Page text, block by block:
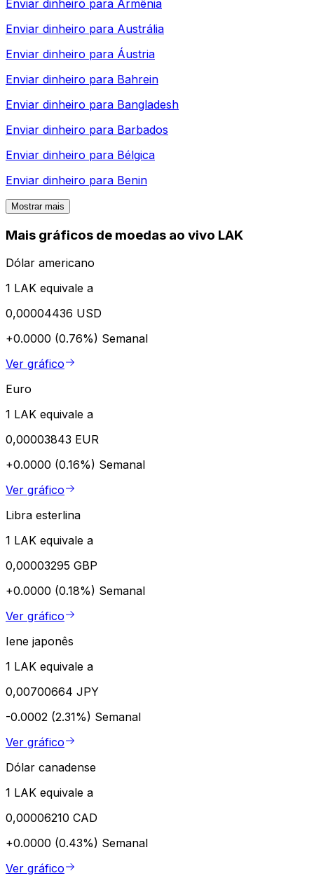
Enviar dinheiro para Armênia
Enviar dinheiro para Austrália
Enviar dinheiro para Áustria
Enviar dinheiro para Bahrein
Enviar dinheiro para Bangladesh
Enviar dinheiro para Barbados
Enviar dinheiro para Bélgica
Enviar dinheiro para Benin
Mostrar mais
Mais gráficos de moedas ao vivo LAK
Dólar americano
1 LAK equivale a
0,00004436 USD
+0.0000 (0.76%) Semanal
Ver gráfico
Euro
1 LAK equivale a
0,00003843 EUR
+0.0000 (0.16%) Semanal
Ver gráfico
Libra esterlina
1 LAK equivale a
0,00003295 GBP
+0.0000 (0.18%) Semanal
Ver gráfico
Iene japonês
1 LAK equivale a
0,00700664 JPY
-0.0002 (2.31%) Semanal
Ver gráfico
Dólar canadense
1 LAK equivale a
0,00006210 CAD
+0.0000 (0.43%) Semanal
Ver gráfico